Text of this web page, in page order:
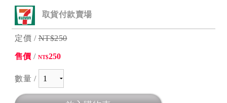
取貨付款賣場
定價 /NT$250
售價 / NT$250
數量 /